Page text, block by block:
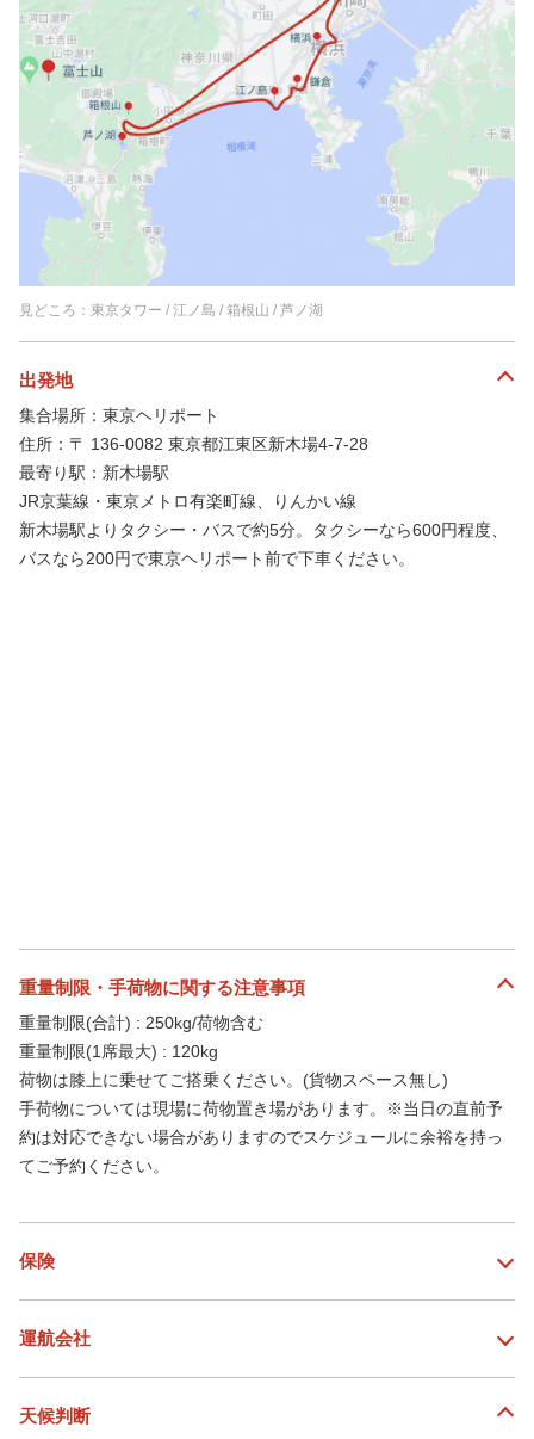
見どころ：東京タワー / 江ノ島 / 箱根山 / 芦ノ湖
出発地
集合場所：東京ヘリポート
住所：〒 136-0082 東京都江東区新木場4-7-28
最寄り駅：新木場駅
JR京葉線・東京メトロ有楽町線、りんかい線
新木場駅よりタクシー・バスで約5分。タクシーなら600円程度、
バスなら200円で東京ヘリポート前で下車ください。
重量制限・手荷物に関する注意事項
重量制限(合計) : 250kg/荷物含む
重量制限(1席最大) : 120kg
荷物は膝上に乗せてご搭乗ください。(貨物スペース無し)
手荷物については現場に荷物置き場があります。※当日の直前予
約は対応できない場合がありますのでスケジュールに余裕を持っ
てご予約ください。
保険
運航会社
天候判断